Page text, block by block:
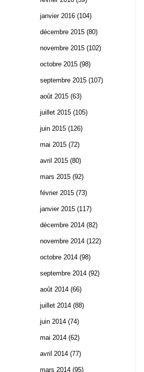
janvier 2016 (104)
décembre 2015 (80)
novembre 2015 (102)
octobre 2015 (98)
septembre 2015 (107)
août 2015 (63)
juillet 2015 (105)
juin 2015 (126)
mai 2015 (72)
avril 2015 (80)
mars 2015 (92)
février 2015 (73)
janvier 2015 (117)
décembre 2014 (82)
novembre 2014 (122)
octobre 2014 (98)
septembre 2014 (92)
août 2014 (66)
juillet 2014 (88)
juin 2014 (74)
mai 2014 (62)
avril 2014 (77)
mars 2014 (95)